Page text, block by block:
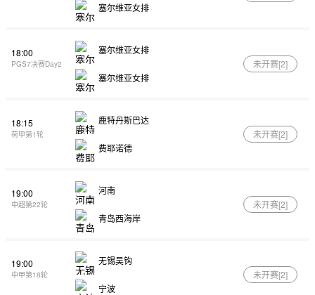
塞尔维亚女排
18:00
PGS7决赛Day2
塞尔维亚女排
塞尔维亚女排
未开赛[2]
18:15
荷甲第1轮
鹿特丹斯巴达
费耶诺德
未开赛[2]
19:00
中超第22轮
河南
青岛西海岸
未开赛[2]
19:00
中甲第18轮
无锡吴钩
宁波
未开赛[2]